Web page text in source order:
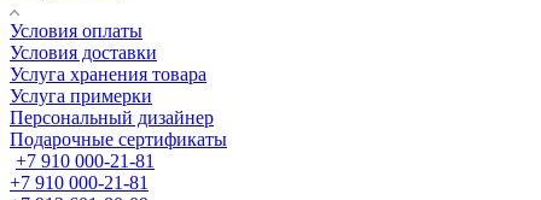
Условия оплаты
Условия доставки
Услуга хранения товара
Услуга примерки
Персональный дизайнер
Подарочные сертификаты
+7 910 000-21-81
+7 910 000-21-81